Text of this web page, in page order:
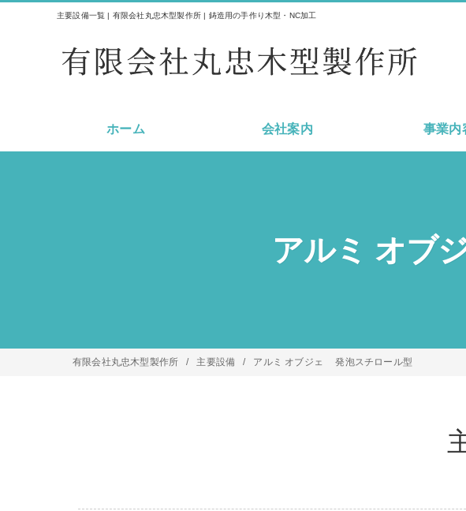
主要設備一覧 | 有限会社丸忠木型製作所 | 鋳造用の手作り木型・NC加工
ホーム 会社案内 事業内
アルミ オブ
有限会社丸忠木型製作所 主要設備 アルミ オブジェ 発泡スチロール型